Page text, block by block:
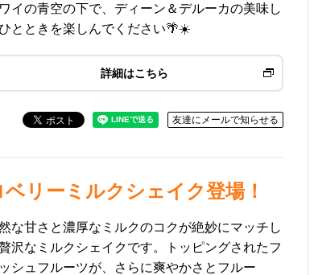
イの青空の下で、ディーン＆デルーカの美味し
とときを楽しんでください🌴☀️
詳細はこちら
友達にメールで知らせる
リーミルクシェイク登場！
な甘さと濃厚なミルクのコクが絶妙にマッチし
沢なミルクシェイクです。トッピングされたフ
シュフルーツが、さらに爽やかさとフルー